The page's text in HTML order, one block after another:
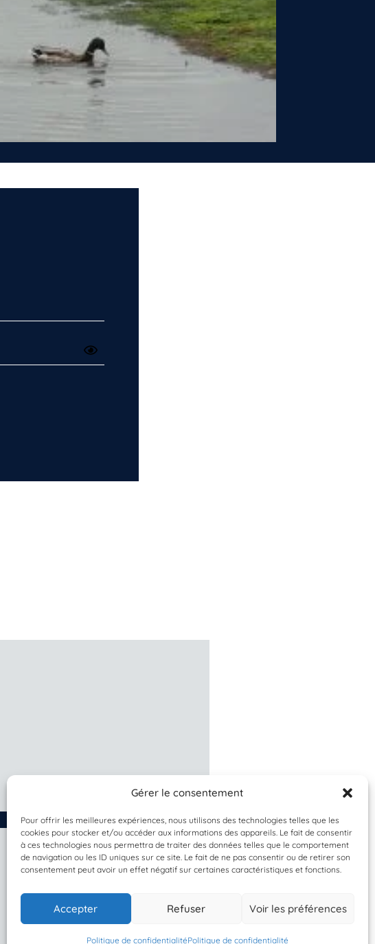
Gérer le consentement
Pour offrir les meilleures expériences, nous utilisons des technologies telles que les
cookies pour stocker et/ou accéder aux informations des appareils. Le fait de consentir
à ces technologies nous permettra de traiter des données telles que le comportement
de navigation ou les ID uniques sur ce site. Le fait de ne pas consentir ou de retirer son
consentement peut avoir un effet négatif sur certaines caractéristiques et fonctions.
Accepter Refuser Voir les préférences
Politique de confidentialitéPolitique de confidentialité
Validée
Balaenoptera physalus
Rorqual commun
10 septembre 2022
Phil
Validée
Balaenoptera
Rorqual